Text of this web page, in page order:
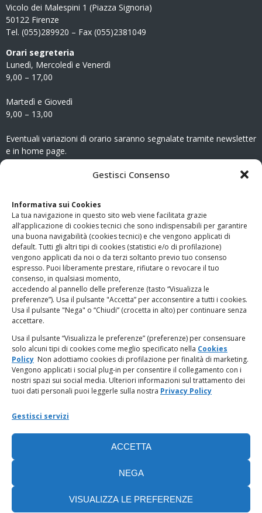
Gestisci Consenso
Informativa sui Cookies
La tua navigazione in questo sito web viene facilitata grazie
all’applicazione di cookies tecnici che sono indispensabili per garantire
una buona navigabilità (cookies tecnici) e che vengono applicati di
default. Tutti gli altri tipi di cookies (statistici e/o di profilazione)
vengono applicati da noi o da terzi soltanto previo tuo consenso
espresso. Puoi liberamente prestare, rifiutare o revocare il tuo
consenso, in qualsiasi momento,
accedendo al pannello delle preferenze (tasto “Visualizza le
preferenze”). Usa il pulsante "Accetta” per acconsentire a tutti i cookies.
Usa il pulsante "Nega" o “Chiudi” (crocetta in alto) per continuare senza
accettare.
Usa il pulsante “Visualizza le preferenze” (preferenze) per consensuare
solo alcuni tipi di cookies come meglio specificato nella Cookies
Policy Non adottiamo cookies di profilazione per finalità di marketing.
Vengono applicati i social plug-in per consentire il collegamento con i
nostri spazi sui social media. Ulteriori informazioni sul trattamento dei
tuoi dati personali puoi leggerle sulla nostra Privacy Policy
Gestisci servizi
ACCETTA
NEGA
VISUALIZZA LE PREFERENZE
Vicolo dei Malespini 1 (Piazza Signoria)
50122 Firenze
Tel. (055)289920 – Fax (055)2381049
Orari segreteria
Lunedì, Mercoledì e Venerdì
9,00 – 17,00
Martedì e Giovedì
9,00 – 13,00
Eventuali variazioni di orario saranno segnalate tramite newsletter
e in home page.
www.odg.toscana.it – testata registrata presso il Tribunale di
Firenze al nr. 5208 dell’ 08.10.2002. Direttore responsabile:
Giampaolo Marchini – C.F. 80005790482
LINK UTILI
PagoPA
Privacy Policy
Regolamento categorie particolari di dati personali e dati
giudiziari
Amministrazione Trasparente
Cookie Policy (UE)